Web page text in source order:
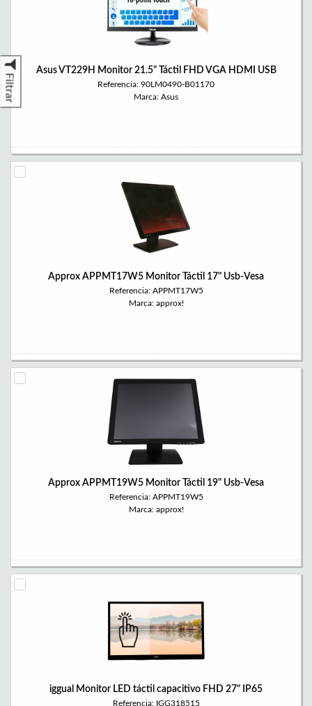
Filtrar
Asus VT229H Monitor 21.5" Táctil FHD VGA HDMI USB
Referencia: 90LM0490-B01170
Marca: Asus
Approx APPMT17W5 Monitor Táctil 17" Usb-Vesa
Referencia: APPMT17W5
Marca: approx!
Approx APPMT19W5 Monitor Táctil 19" Usb-Vesa
Referencia: APPMT19W5
Marca: approx!
iggual Monitor LED táctil capacitivo FHD 27" IP65
Referencia: IGG318515